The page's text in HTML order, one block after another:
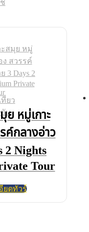
ที่ยว
บย หมู่เกาะ
ค์กลางอ่าว
2 Nights
Tour
ยดทัวร์